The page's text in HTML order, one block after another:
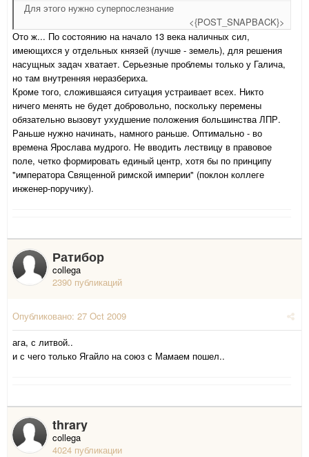
Для этого нужно суперпослезнание
<{POST_SNAPBACK}>
Ото ж... По состоянию на начало 13 века наличных сил,
имеющихся у отдельных князей (лучше - земель), для решения
насущных задач хватает. Серьезные проблемы только у Галича,
но там внутренняя неразбериха.
Кроме того, сложившаяся ситуация устраивает всех. Никто
ничего менять не будет добровольно, поскольку перемены
обязательно вызовут ухудшение положения большинства ЛПР.
Раньше нужно начинать, намного раньше. Оптимально - во
времена Ярослава мудрого. Не вводить лествицу в правовое
поле, четко формировать единый центр, хотя бы по принципу
"императора Священной римской империи" (поклон коллеге
инженер-поручику).
Ратибор
collega
2390 публикаций
Опубликовано: 27 Oct 2009
ага, с литвой..
и с чего только Ягайло на союз с Мамаем пошел..
thrary
collega
4024 публикации